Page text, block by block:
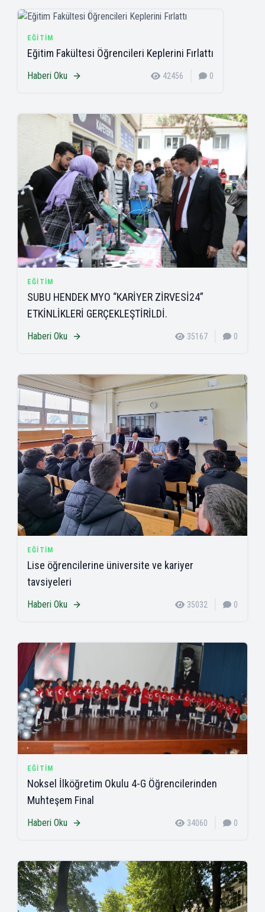
EĞITIM
Eğitim Fakültesi Öğrencileri Keplerini Fırlattı
Haberi Oku 42456 0
EĞITIM
SUBU HENDEK MYO “KARİYER ZİRVESİ24”
ETKİNLİKLERİ GERÇEKLEŞTİRİLDİ.
Haberi Oku 35167 0
EĞITIM
Lise öğrencilerine üniversite ve kariyer
tavsiyeleri
Haberi Oku 35032 0
EĞITIM
Noksel İlköğretim Okulu 4-G Öğrencilerinden
Muhteşem Final
Haberi Oku 34060 0